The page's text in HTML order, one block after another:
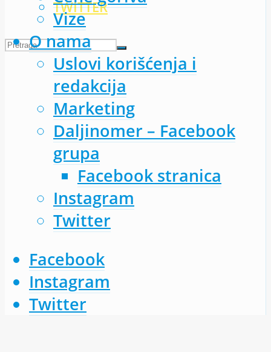
TWITTER
Vize
O nama
Uslovi korišćenja i
redakcija
Marketing
Daljinomer – Facebook
grupa
Facebook stranica
Instagram
Twitter
Facebook
Instagram
Twitter